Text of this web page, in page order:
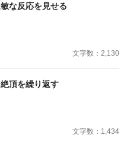
れられないほどに深い。 だが、篠
の欲望ではなかった。 そこには、
が誰かに“支配される”ところ、き
する側だったはずの男が、 支配され
溺れるその瞬間まで、彼を待つの
。
な反応を見せる
文字数：2,130
頂を繰り返す
文字数：1,434